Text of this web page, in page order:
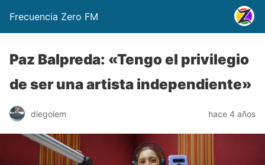
Frecuencia Zero FM
Paz Balpreda: «Tengo el privilegio
de ser una artista independiente»
diegolem hace 4 años